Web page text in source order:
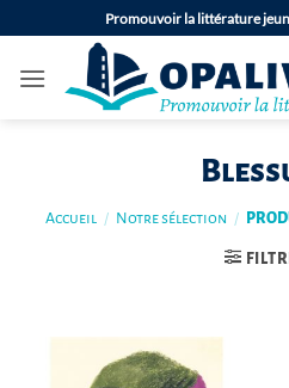
au
contenu
Promouvoir la littérature
Accueil / Notre sélection /